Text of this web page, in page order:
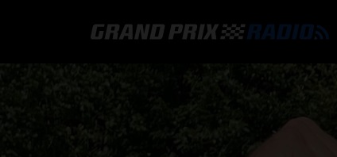
GRAND PRIX RADIO